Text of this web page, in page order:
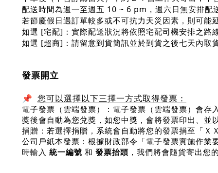
配送時間為週一至週五 10 ~ 6 pm，週六日無安排配
若節慶假日遇訂單較多或不可抗力天災因素，則可能
如選 [宅配]：實際配送狀況將依照宅配司機安排之路
如選 [超商]：請留意到貨簡訊並於到貨之後七天內取
發票開立
📌 您可以選擇以下三擇一方式取得發票：
電子發票（雲端發票）：​電子發票（雲端發票）會
獎後會自動為您兌獎，如您中獎，會將發票印出、並
捐贈：若選擇捐贈，系統會自動將您的發票捐至「Ｘ
公司戶紙本發票：根據財政部令「電子發票實施作
時輸入 統一編號 和 發票抬頭 ，我們將會隨貨寄出您